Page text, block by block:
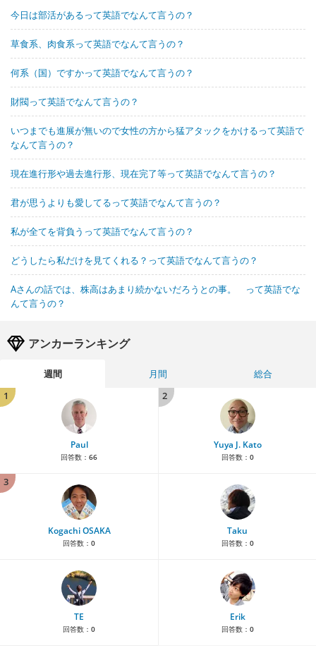
今日は部活があるって英語でなんて言うの？
草食系、肉食系って英語でなんて言うの？
何系（国）ですかって英語でなんて言うの？
財閥って英語でなんて言うの？
いつまでも進展が無いので女性の方から猛アタックをかけるって英語で
なんて言うの？
現在進行形や過去進行形、現在完了等って英語でなんて言うの？
君が思うよりも愛してるって英語でなんて言うの？
私が全てを背負うって英語でなんて言うの？
どうしたら私だけを見てくれる？って英語でなんて言うの？
Aさんの話では、株高はあまり続かないだろうとの事。 って英語でな
んて言うの？
アンカーランキング
週間 月間
総合
1
Paul
回答数： 66
2
Yuya J. Kato
回答数： 0
3
Kogachi OSAKA
回答数： 0
Taku
回答数： 0
TE
回答数： 0
Erik
回答数： 0